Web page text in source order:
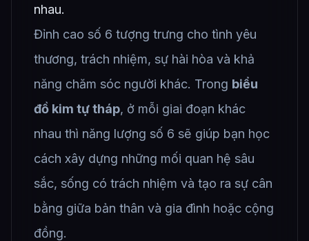
nhau.
Đỉnh cao số 6 tượng trưng cho tình yêu
thương, trách nhiệm, sự hài hòa và khả
năng chăm sóc người khác. Trong biểu
đồ kim tự tháp, ở mỗi giai đoạn khác
nhau thì năng lượng số 6 sẽ giúp bạn học
cách xây dựng những mối quan hệ sâu
sắc, sống có trách nhiệm và tạo ra sự cân
bằng giữa bản thân và gia đình hoặc cộng
đồng.